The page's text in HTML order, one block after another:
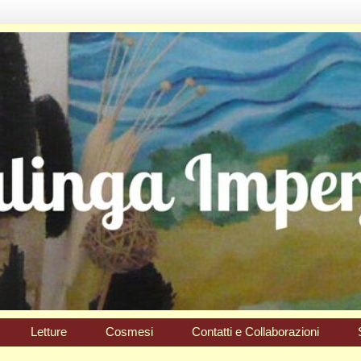
Letture Cosmesi Contatti e Collaborazioni